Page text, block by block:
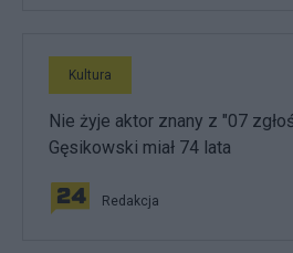
Kultura
Nie żyje aktor znany z "07
Gęsikowski miał 74 lata
Redakcja